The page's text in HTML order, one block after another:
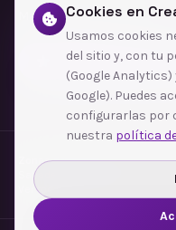
Mataró (Barcelona)
Déjanos tu reseña
Zonas de cobertura·Barcelona·
Sabadell
Ver todas las zonas →
Cookies en
Usamos cookies
del sitio y, con tu
(Google Analytics)
Google). Puedes
configurarlas por
nuestra política